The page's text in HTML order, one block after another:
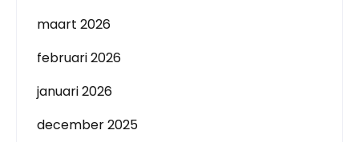
maart 2026
februari 2026
januari 2026
december 2025